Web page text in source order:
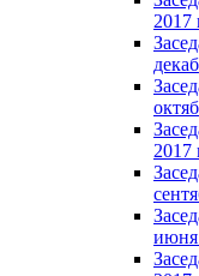
2017
2017
июня